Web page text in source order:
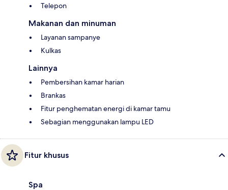
Telepon
Makanan dan minuman
Layanan sampanye
Kulkas
Lainnya
Pembersihan kamar harian
Brankas
Fitur penghematan energi di kamar tamu
Sebagian menggunakan lampu LED
Fitur khusus
Spa